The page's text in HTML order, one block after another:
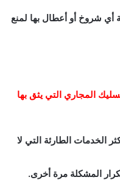
أي شروخ أو أعطال بها لمنع
المجاري التي يثق بها
الخدمات الطارئة التي لا
المشكلة مرة أخرى.